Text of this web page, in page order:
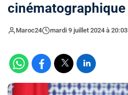
cinématographique
Maroc24 mardi 9 juillet 2024 à 20:03